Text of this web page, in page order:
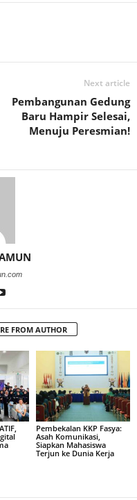
Next article
Pembangunan Gedung
Baru Hampir Selesai,
Menuju Peresmian!
FROM AUTHOR
Pembekalan KKP Fasya:
Asah Komunikasi,
Siapkan Mahasiswa
Terjun ke Dunia Kerja